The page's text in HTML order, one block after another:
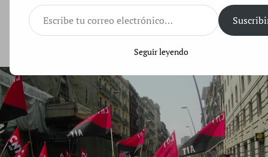
Despido objetivo: lo mínimo que debe tener la carta
Escribe
tu
correo
electrónico…
Seguir leyendo